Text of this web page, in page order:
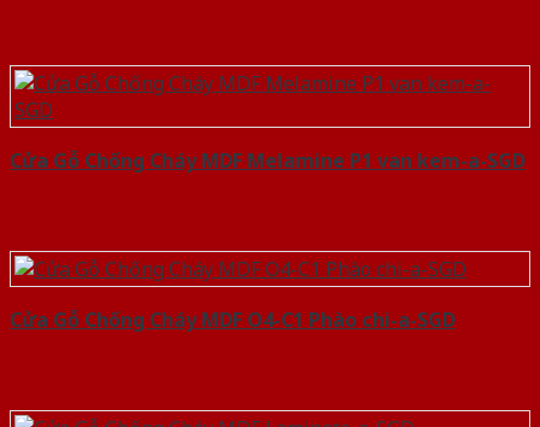
Cửa Gỗ Chống Cháy MDF Melamine P1 van kem-a-SGD
Cửa Gỗ Chống Cháy MDF O4-C1 Phào chi-a-SGD